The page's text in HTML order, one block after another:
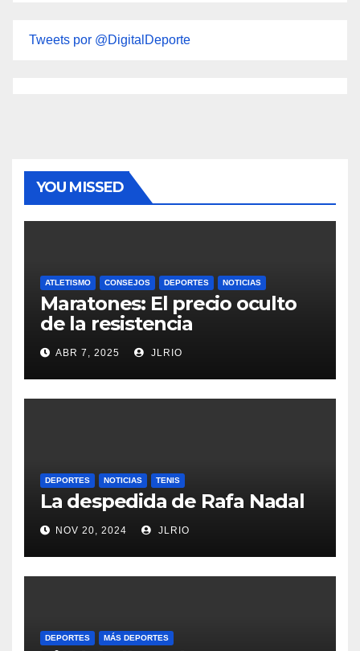
Tweets por @DigitalDeporte
YOU MISSED
ATLETISMO CONSEJOS DEPORTES NOTICIAS
Maratones: El precio oculto
de la resistencia
ABR 7, 2025 JLRIO
DEPORTES NOTICIAS TENIS
La despedida de Rafa Nadal
NOV 20, 2024 JLRIO
DEPORTES MÁS DEPORTES